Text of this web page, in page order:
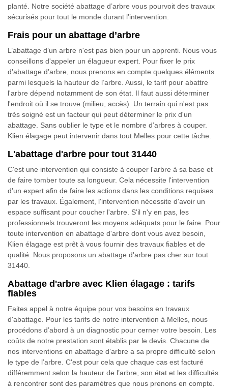
planté. Notre société abattage d’arbre vous pourvoit des travaux
sécurisés pour tout le monde durant l’intervention.
Frais pour un abattage d’arbre
L’abattage d’un arbre n'est pas bien pour un apprenti. Nous vous
conseillons d'appeler un élagueur expert. Pour fixer le prix
d’abattage d’arbre, nous prenons en compte quelques éléments
parmi lesquels la hauteur de l’arbre. Aussi, le tarif pour abattre
l'arbre dépend notamment de son état. Il faut aussi déterminer
l'endroit où il se trouve (milieu, accès). Un terrain qui n'est pas
très soigné est un facteur qui peut déterminer le prix d'un
abattage. Sans oublier le type et le nombre d’arbres à couper.
Klien élagage peut intervenir dans tout Melles pour cette tâche.
L'abattage d'arbre pour tout 31440
C'est une intervention qui consiste à couper l'arbre à sa base et
de faire tomber toute sa longueur. Cela nécessite l'intervention
d'un expert afin de faire les actions dans les conditions requises
par les travaux. Également, l'intervention nécessite d'avoir un
espace suffisant pour coucher l'arbre. S'il n'y en pas, les
professionnels trouveront les moyens adéquats pour le faire. Pour
toute intervention en abattage d'arbre dont vous avez besoin,
Klien élagage est prêt à vous fournir des travaux fiables et de
qualité. Nous proposons un abattage d'arbre pas cher sur tout
31440.
Abattage d'arbre avec Klien élagage : tarifs
fiables
Faites appel à notre équipe pour vos besoins en travaux
d'abattage. Pour les tarifs de notre intervention à Melles, nous
procédons d’abord à un diagnostic pour cerner votre besoin. Les
coûts de notre prestation sont établis par le devis. Chacune de
nos interventions en abattage d’arbre a sa propre difficulté selon
le type de l’arbre. C'est pour cela que chaque cas est facturé
différemment selon la hauteur de l’arbre, son état et les difficultés
à rencontrer sont des paramètres que nous prenons en compte.